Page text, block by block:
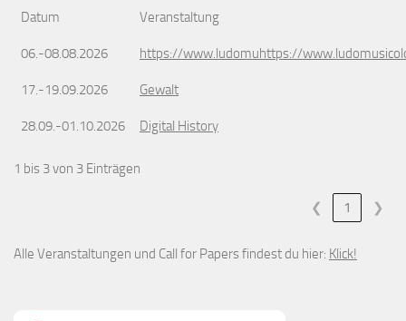
Datum Veranstaltung
06.-08.08.2026 https://www.ludomuhttps://
17.-19.09.2026 Gewalt
28.09.-01.10.2026 Digital History
1 bis 3 von 3 Einträgen
❮ 1 ❯
Alle Veranstaltungen und Call for Papers findest du hier: Klick!